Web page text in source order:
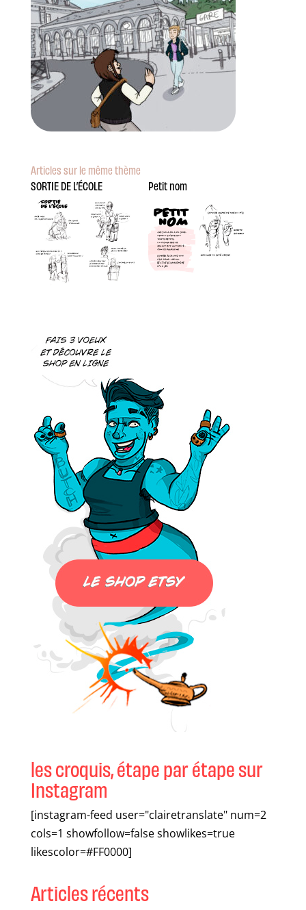
Articles sur le même thème
SORTIE DE L’ÉCOLE
Petit nom
les croquis, étape par étape sur
Instagram
[instagram-feed user="clairetranslate" num=2
cols=1 showfollow=false showlikes=true
likescolor=#FF0000]
Articles récents